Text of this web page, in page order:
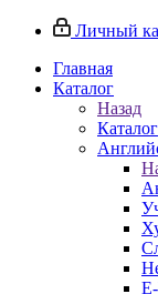
Личный
Главная
Каталог
Назад
Каталог